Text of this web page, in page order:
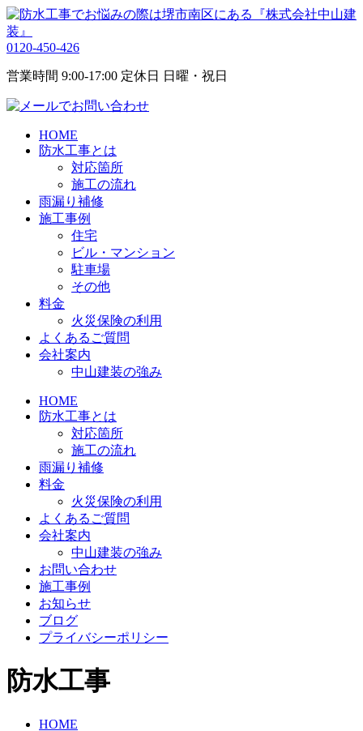
0120-450-426
営業時間 9:00-17:00 定休日 日曜・祝日
HOME
防水工事とは
対応箇所
施工の流れ
雨漏り補修
施工事例
住宅
ビル・マンション
駐車場
その他
料金
火災保険の利用
よくあるご質問
会社案内
中山建装の強み
HOME
防水工事とは
対応箇所
施工の流れ
雨漏り補修
料金
火災保険の利用
よくあるご質問
会社案内
中山建装の強み
お問い合わせ
施工事例
お知らせ
ブログ
プライバシーポリシー
防水工事
HOME